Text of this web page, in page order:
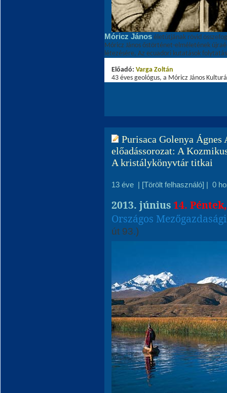
Móricz János életútjának rövid
Móricz János őstörténet-elméletének
létezésére, Az ecuadori kutatások
Előadó: Varga Zoltán
43 éves geológus, a Móricz János
Purisaca Golenya
előadássorozat: A
A kristálykönyvtár titkai
13 éve | [Törölt felhasználó] | 0
2013. június 14.
Országos
út 93.)